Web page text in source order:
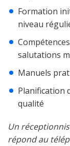
Formation
niveau
salutations
Manuels
Planification
qualité
Un
répond au